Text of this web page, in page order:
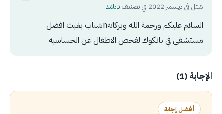
سُئل في ديسمبر 2022 في تصنيف تايلاند
السلام عليكم ورحمة الله وبركاتهnشباب بغيت افضل
مستشفى في بانكوك لفحص الاطفال عن الحساسيه
الإجابة (1)
أفضل إجابة